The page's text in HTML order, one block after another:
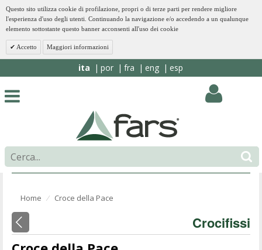
Questo sito utilizza cookie di profilazione, propri o di terze parti per rendere migliore
l'esperienza d'uso degli utenti. Continuando la navigazione e/o accedendo a un qualunque
elemento sottostante questo banner acconsenti all'uso dei cookie
Accetto Maggiori informazioni
ita por fra eng esp
Home ⁄ Croce della Pace
Crocifissi